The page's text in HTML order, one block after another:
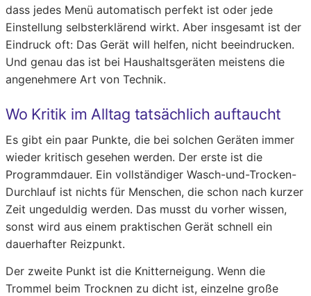
dass jedes Menü automatisch perfekt ist oder jede
Einstellung selbsterklärend wirkt. Aber insgesamt ist der
Eindruck oft: Das Gerät will helfen, nicht beeindrucken.
Und genau das ist bei Haushaltsgeräten meistens die
angenehmere Art von Technik.
Wo Kritik im Alltag tatsächlich auftaucht
Es gibt ein paar Punkte, die bei solchen Geräten immer
wieder kritisch gesehen werden. Der erste ist die
Programmdauer. Ein vollständiger Wasch-und-Trocken-
Durchlauf ist nichts für Menschen, die schon nach kurzer
Zeit ungeduldig werden. Das musst du vorher wissen,
sonst wird aus einem praktischen Gerät schnell ein
dauerhafter Reizpunkt.
Der zweite Punkt ist die Knitterneigung. Wenn die
Trommel beim Trocknen zu dicht ist, einzelne große